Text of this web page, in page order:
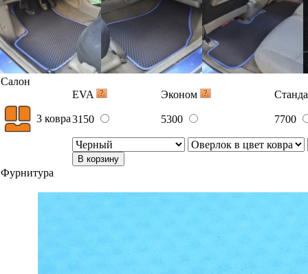
Салон
EVA
Эконом
3 ковра3150 5300 7700
В корзину
Фурнитура